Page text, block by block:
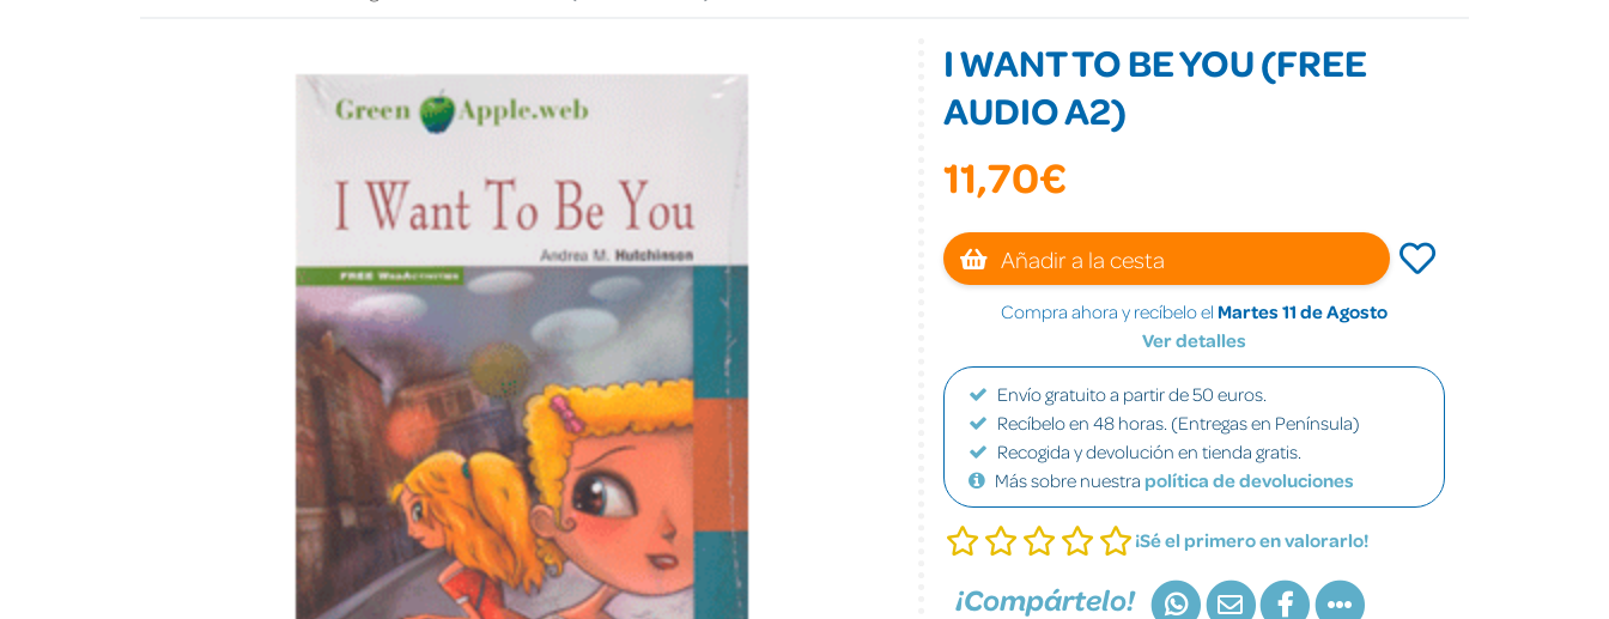
I WANT TO BE YOU (FREE
AUDIO A2)
11,70€
Añadir a la cesta
Compra ahora y recíbelo el Martes 11 de Agosto
Ver detalles
Envío gratuito a partir de 50 euros.
Recíbelo en 48 horas. (Entregas en Península)
Recogida y devolución en tienda gratis.
Más sobre nuestra política de devoluciones
¡Sé el primero en valorarlo!
¡Compártelo!